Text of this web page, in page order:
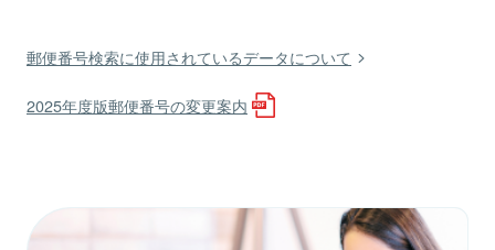
郵便番号検索に使用されているデータについて
2025年度版郵便番号の変更案内